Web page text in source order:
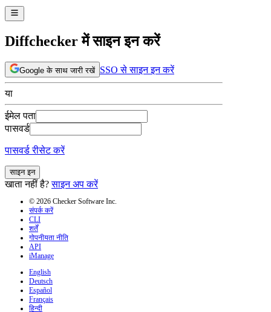
Diffchecker में साइन इन करें
Google के साथ जारी रखें SSO से साइन इन करें
या
ईमेल पता
पासवर्ड
पासवर्ड रीसेट करें
साइन इन
खाता नहीं है? साइन अप करें
© 2026 Checker Software Inc.
संपर्क करें
CLI
शर्तें
गोपनीयता नीति
API
iManage
English
Deutsch
Español
Français
हिन्दी